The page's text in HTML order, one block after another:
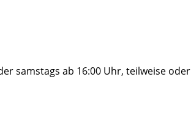
samstags ab 16:00 Uhr, teilweise oder